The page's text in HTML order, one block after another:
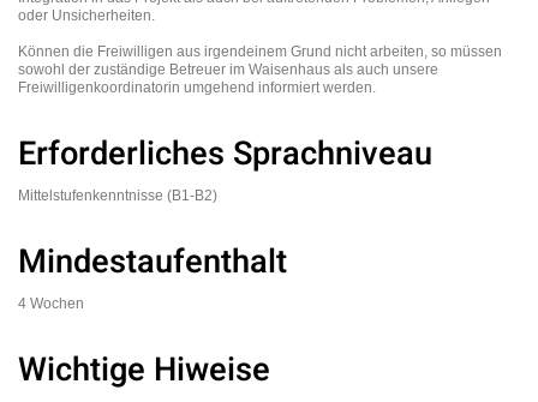
oder Unsicherheiten.
Können die Freiwilligen aus irgendeinem Grund nicht arbeiten, so müssen
sowohl der zuständige Betreuer im Waisenhaus als auch unsere
Freiwilligenkoordinatorin umgehend informiert werden.
Erforderliches Sprachniveau
Mittelstufenkenntnisse (B1-B2)
Mindestaufenthalt
4 Wochen
Wichtige Hiweise